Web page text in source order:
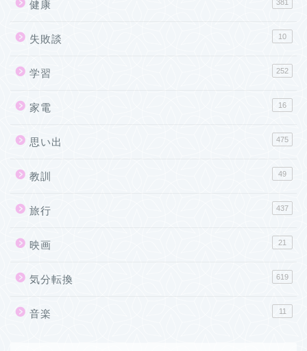
健康 381
失敗談 10
学習 252
家電 16
思い出 475
教訓 49
旅行 437
映画 21
気分転換 619
音楽 11